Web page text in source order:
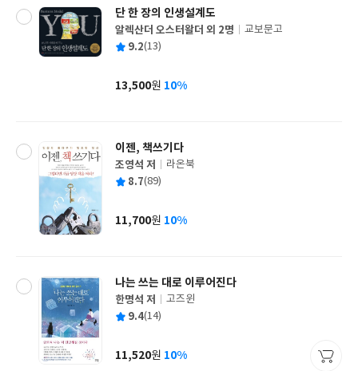
단 한 장의 인생설계도
글
쓴
알렉산더 오스터왈더 외 2명
출
사
교보문고
평 9.2(13)
가
13,500원 10%
이젠, 책쓰기다
글
쓴
조영석 저
출
사
라온북
평 8.7(89)
가
11,700원 10%
나는 쓰는 대로 이루어진다
글
쓴
한명석 저
출
사
고즈윈
평 9.4(14)
가
11,520원 10%